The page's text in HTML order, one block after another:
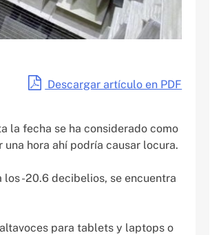
Descargar artículo en PDF
la fecha se ha considerado como
hora ahí podría causar locura.
-20.6 decibelios, se encuentra
para tablets y laptops o